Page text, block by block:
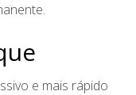
e mais rápido